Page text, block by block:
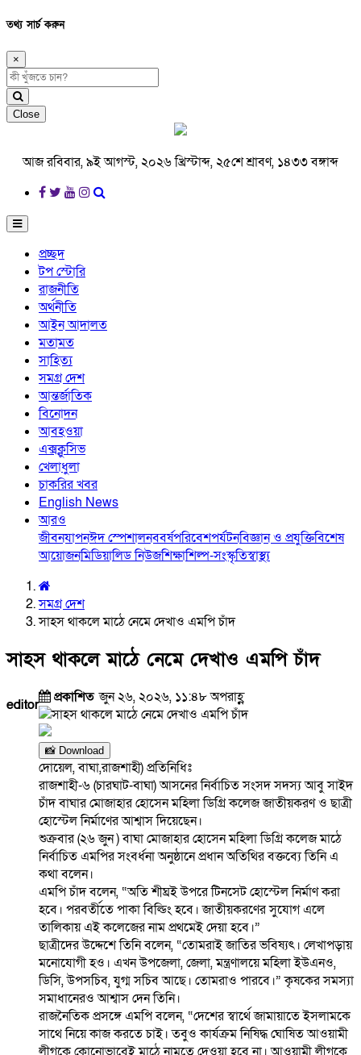
তথ্য সার্চ করুন
×
Close
আজ রবিবার, ৯ই আগস্ট, ২০২৬ খ্রিস্টাব্দ, ২৫শে শ্রাবণ, ১৪৩৩ বঙ্গাব্দ
প্রচ্ছদ
টপ স্টোরি
রাজনীতি
অর্থনীতি
আইন আদালত
মতামত
সাহিত্য
সমগ্র দেশ
আন্তর্জাতিক
বিনোদন
আবহওয়া
এক্সক্লুসিভ
খেলাধুলা
চাকরির খবর
English News
আরও
জীবনযাপনঈদ স্পেশালনববর্ষপরিবেশপর্যটনবিজ্ঞান ও প্রযুক্তিবিশেষ
আয়োজনমিডিয়ালিড নিউজশিক্ষাশিল্প-সংস্কৃতিস্বাস্থ্য
সমগ্র দেশ
সাহস থাকলে মাঠে নেমে দেখাও এমপি চাঁদ
সাহস থাকলে মাঠে নেমে দেখাও এমপি চাঁদ
editor প্রকাশিতজুন ২৬, ২০২৬, ১১:৪৮ অপরাহ্ণ
📸 Download
দোয়েল, বাঘা,রাজশাহী) প্রতিনিধিঃ
রাজশাহী-৬ (চারঘাট-বাঘা) আসনের নির্বাচিত সংসদ সদস্য আবু সাইদ
চাঁদ বাঘার মোজাহার হোসেন মহিলা ডিগ্রি কলেজ জাতীয়করণ ও ছাত্রী
হোস্টেল নির্মাণের আশ্বাস দিয়েছেন।
শুক্রবার (২৬ জুন ) বাঘা মোজাহার হোসেন মহিলা ডিগ্রি কলেজ মাঠে
নির্বাচিত এমপির সংবর্ধনা অনুষ্ঠানে প্রধান অতিথির বক্তব্যে তিনি এ
কথা বলেন।
এমপি চাঁদ বলেন, “অতি শীঘ্রই উপরে টিনসেট হোস্টেল নির্মাণ করা
হবে। পরবর্তীতে পাকা বিল্ডিং হবে। জাতীয়করণের সুযোগ এলে
তালিকায় এই কলেজের নাম প্রথমেই দেয়া হবে।”
ছাত্রীদের উদ্দেশে তিনি বলেন, “তোমরাই জাতির ভবিষ্যৎ। লেখাপড়ায়
মনোযোগী হও। এখন উপজেলা, জেলা, মন্ত্রণালয়ে মহিলা ইউএনও,
ডিসি, উপসচিব, যুগ্ম সচিব আছে। তোমরাও পারবে।” কৃষকের সমস্যা
সমাধানেরও আশ্বাস দেন তিনি।
রাজনৈতিক প্রসঙ্গে এমপি বলেন, “দেশের স্বার্থে জামায়াতে ইসলামকে
সাথে নিয়ে কাজ করতে চাই। তবুও কার্যক্রম নিষিদ্ধ ঘোষিত আওয়ামী